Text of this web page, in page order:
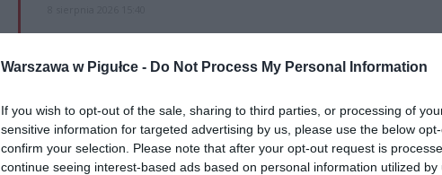
Warszawa w Pigułce - Do Not Process My Personal Information
If you wish to opt-out of the sale, sharing to third parties, or processing of
sensitive information for targeted advertising by us, please use the below
confirm your selection. Please note that after your opt-out request is
continue seeing interest-based ads based on personal information utilized by
rodziców dzieci do 3. roku życia